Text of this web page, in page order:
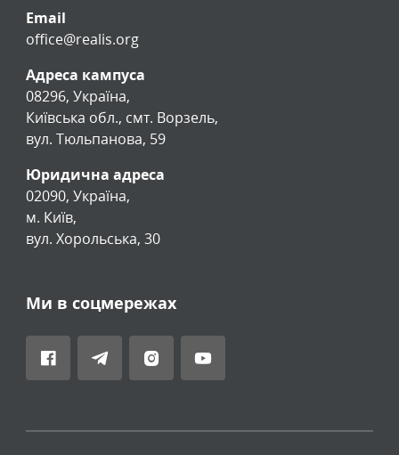
Email
office@realis.org
Адреса кампуса
08296, Україна,
Київська обл., смт. Ворзель,
вул. Тюльпанова, 59
Юридична адреса
02090, Україна,
м. Київ,
вул. Хорольська, 30
Ми в соцмережах